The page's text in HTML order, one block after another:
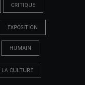
CRITIQUE
EXPOSITION
HUMAIN
LA CULTURE